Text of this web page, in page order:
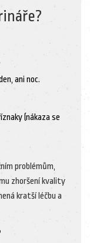
ani noc.
(nákaza se
problémům,
zhoršení kvality
kratší léčbu a